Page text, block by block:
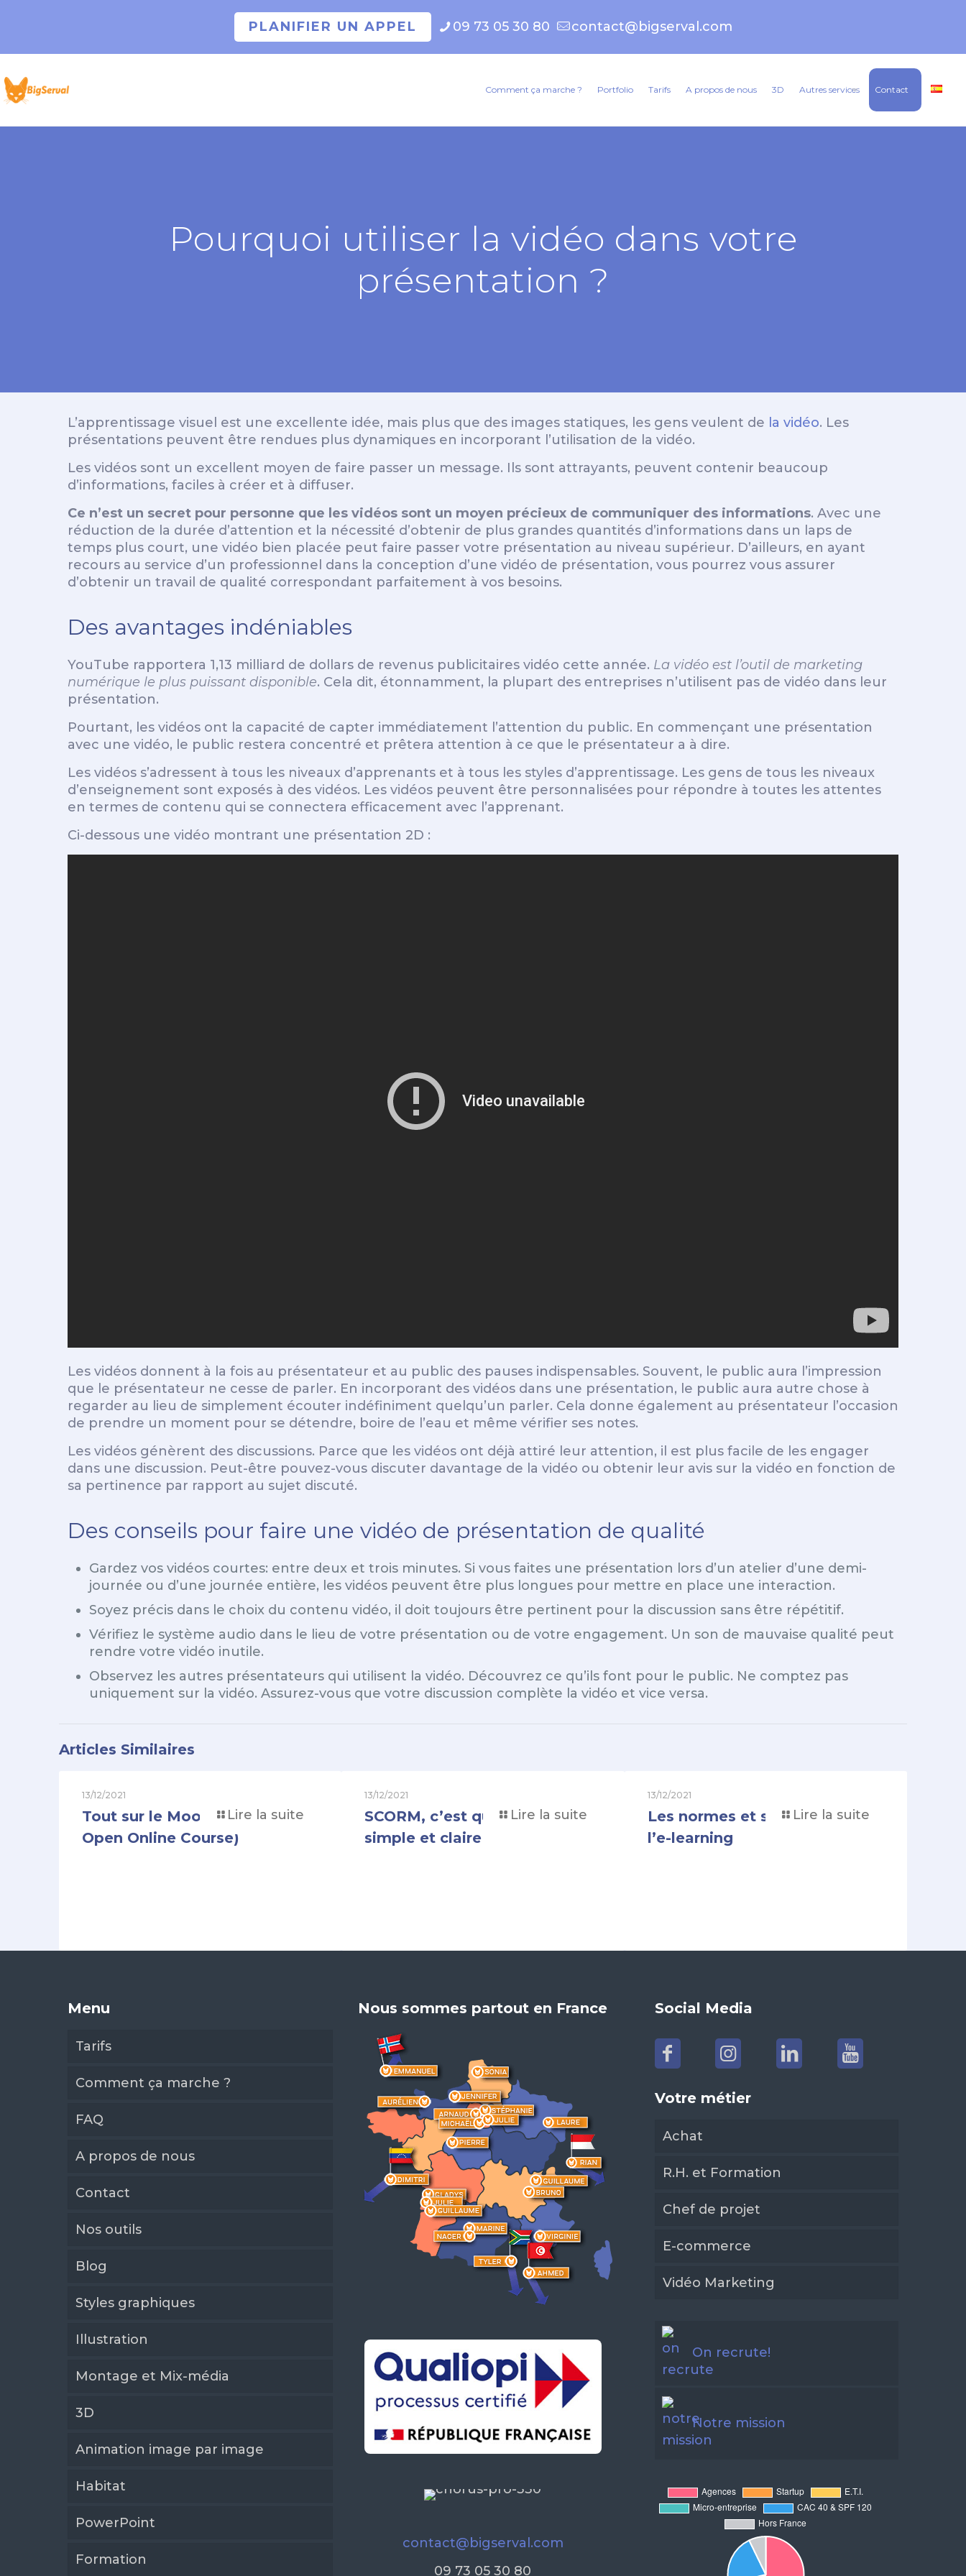
PLANIFIER UN APPEL 09 73 05 30 80 contact@bigserval.com
Comment ça marche ? Portfolio Tarifs A propos de nous 3D Autres services Contact
Pourquoi utiliser la vidéo dans votre
présentation ?
L’apprentissage visuel est une excellente idée, mais plus que des images statiques, les gens veulent de la vidéo. Les
présentations peuvent être rendues plus dynamiques en incorporant l’utilisation de la vidéo.
Les vidéos sont un excellent moyen de faire passer un message. Ils sont attrayants, peuvent contenir beaucoup
d’informations, faciles à créer et à diffuser.
Ce n’est un secret pour personne que les vidéos sont un moyen précieux de communiquer des informations. Avec une
réduction de la durée d’attention et la nécessité d’obtenir de plus grandes quantités d’informations dans un laps de
temps plus court, une vidéo bien placée peut faire passer votre présentation au niveau supérieur. D’ailleurs, en ayant
recours au service d’un professionnel dans la conception d’une vidéo de présentation, vous pourrez vous assurer
d’obtenir un travail de qualité correspondant parfaitement à vos besoins.
Des avantages indéniables
YouTube rapportera 1,13 milliard de dollars de revenus publicitaires vidéo cette année. La vidéo est l’outil de marketing
numérique le plus puissant disponible. Cela dit, étonnamment, la plupart des entreprises n’utilisent pas de vidéo dans leur
présentation.
Pourtant, les vidéos ont la capacité de capter immédiatement l’attention du public. En commençant une présentation
avec une vidéo, le public restera concentré et prêtera attention à ce que le présentateur a à dire.
Les vidéos s’adressent à tous les niveaux d’apprenants et à tous les styles d’apprentissage. Les gens de tous les niveaux
d’enseignement sont exposés à des vidéos. Les vidéos peuvent être personnalisées pour répondre à toutes les attentes
en termes de contenu qui se connectera efficacement avec l’apprenant.
Ci-dessous une vidéo montrant une présentation 2D :
Les vidéos donnent à la fois au présentateur et au public des pauses indispensables. Souvent, le public aura l’impression
que le présentateur ne cesse de parler. En incorporant des vidéos dans une présentation, le public aura autre chose à
regarder au lieu de simplement écouter indéfiniment quelqu’un parler. Cela donne également au présentateur l’occasion
de prendre un moment pour se détendre, boire de l’eau et même vérifier ses notes.
Les vidéos génèrent des discussions. Parce que les vidéos ont déjà attiré leur attention, il est plus facile de les engager
dans une discussion. Peut-être pouvez-vous discuter davantage de la vidéo ou obtenir leur avis sur la vidéo en fonction de
sa pertinence par rapport au sujet discuté.
Des conseils pour faire une vidéo de présentation de qualité
Gardez vos vidéos courtes: entre deux et trois minutes. Si vous faites une présentation lors d’un atelier d’une demi-
journée ou d’une journée entière, les vidéos peuvent être plus longues pour mettre en place une interaction.
Soyez précis dans le choix du contenu vidéo, il doit toujours être pertinent pour la discussion sans être répétitif.
Vérifiez le système audio dans le lieu de votre présentation ou de votre engagement. Un son de mauvaise qualité peut
rendre votre vidéo inutile.
Observez les autres présentateurs qui utilisent la vidéo. Découvrez ce qu’ils font pour le public. Ne comptez pas
uniquement sur la vidéo. Assurez-vous que votre discussion complète la vidéo et vice versa.
Articles Similaires
13/12/2021
Tout sur le Mooc (Massive
Open Online Course)
Lire la suite
13/12/2021
SCORM, c’est quoi ? Définition
simple et claire
Lire la suite
13/12/2021
Les normes et standards de
l’e-learning
Lire la suite
Menu
Tarifs
Comment ça marche ?
FAQ
A propos de nous
Contact
Nos outils
Blog
Styles graphiques
Illustration
Montage et Mix-média
3D
Animation image par image
Habitat
PowerPoint
Formation
Nous sommes partout en France
contact@bigserval.com
09 73 05 30 80
Social Media
Votre métier
Achat
R.H. et Formation
Chef de projet
E-commerce
Vidéo Marketing
On recrute!
Notre mission